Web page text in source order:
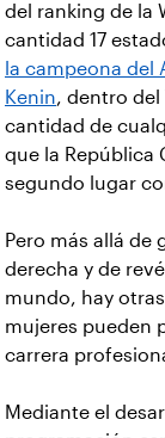
del ranking de la
cantidad 17
la campeona del
Kenin, dentro del
cantidad de
que la República
segundo lugar
Pero más allá de
derecha y de
mundo, hay
mujeres pueden
carrera
Mediante el